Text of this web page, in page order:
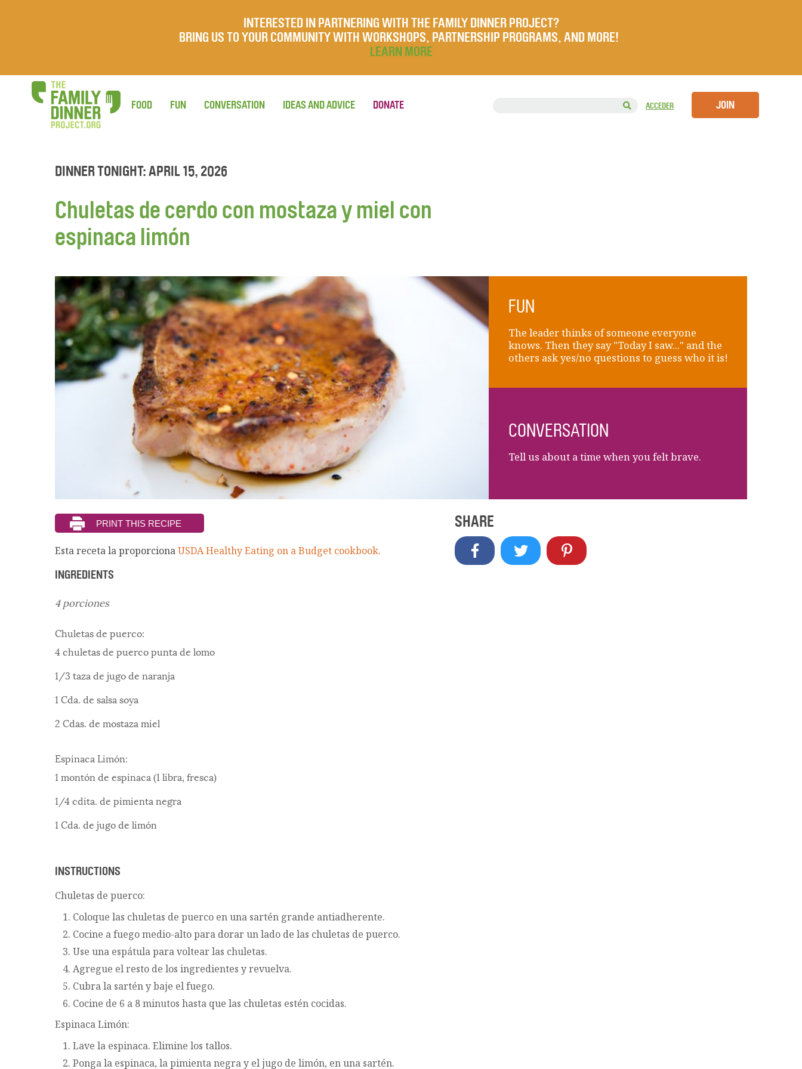
INTERESTED IN PARTNERING WITH THE FAMILY DINNER PROJECT?
BRING US TO YOUR COMMUNITY WITH WORKSHOPS, PARTNERSHIP PROGRAMS, AND MORE!
LEARN MORE
ACCEDER JOIN
FOOD FUN CONVERSATION IDEAS AND ADVICE DONATE
DINNER TONIGHT: APRIL 15, 2026
Chuletas de cerdo con mostaza y miel con
espinaca limón
FUN
The leader thinks of someone everyone
knows. Then they say "Today I saw..." and the
others ask yes/no questions to guess who it is!
CONVERSATION
Tell us about a time when you felt brave.
Esta receta la proporcionaUSDA Healthy Eating on a Budget cookbook.
INGREDIENTS
4 porciones
Chuletas de puerco:
4 chuletas de puerco punta de lomo
1/3 taza de jugo de naranja
1 Cda. de salsa soya
2 Cdas. de mostaza miel
Espinaca Limón:
1 montón de espinaca (1 libra, fresca)
1/4 cdita. de pimienta negra
1 Cda. de jugo de limón
INSTRUCTIONS
Chuletas de puerco:
Coloque las chuletas de puerco en una sartén grande antiadherente.
Cocine a fuego medio-alto para dorar un lado de las chuletas de puerco.
Use una espátula para voltear las chuletas.
Agregue el resto de los ingredientes y revuelva.
Cubra la sartén y baje el fuego.
Cocine de 6 a 8 minutos hasta que las chuletas estén cocidas.
Espinaca Limón:
Lave la espinaca. Elimine los tallos.
Ponga la espinaca, la pimienta negra y el jugo de limón, en una sartén.
SHARE